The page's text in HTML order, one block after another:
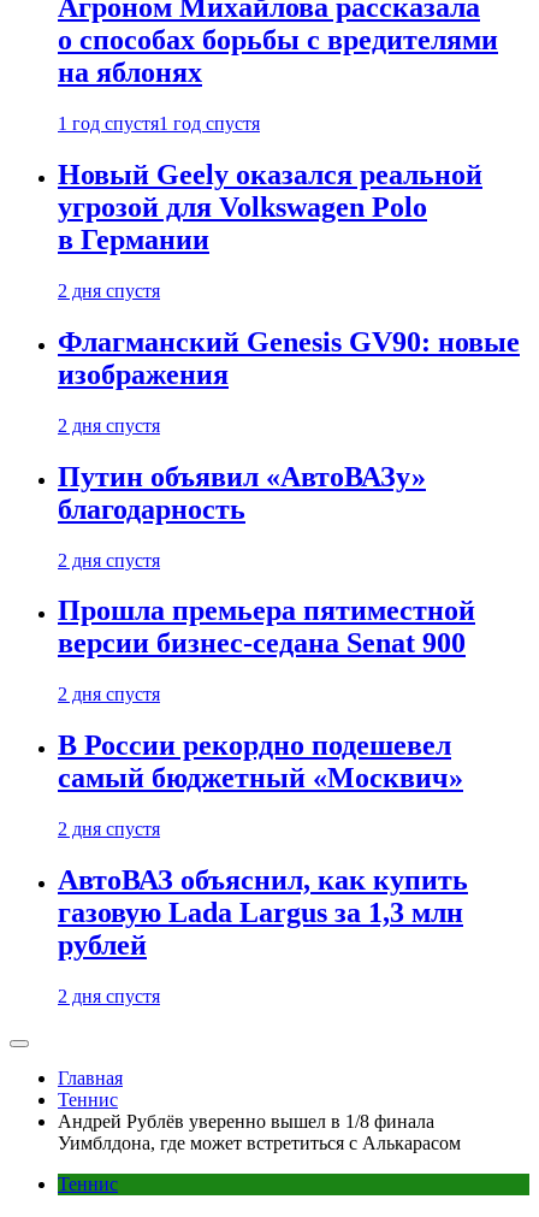
Агроном Михайлова рассказала
о способах борьбы с вредителями
на яблонях
1 год спустя1 год спустя
Новый Geely оказался реальной
угрозой для Volkswagen Polo
в Германии
2 дня спустя
Флагманский Genesis GV90: новые
изображения
2 дня спустя
Путин объявил «АвтоВАЗу»
благодарность
2 дня спустя
Прошла премьера пятиместной
версии бизнес-седана Senat 900
2 дня спустя
В России рекордно подешевел
самый бюджетный «Москвич»
2 дня спустя
АвтоВАЗ объяснил, как купить
газовую Lada Largus за 1,3 млн
рублей
2 дня спустя
Главная
Теннис
Андрей Рублёв уверенно вышел в 1/8 финала
Уимблдона, где может встретиться с Алькарасом
Теннис